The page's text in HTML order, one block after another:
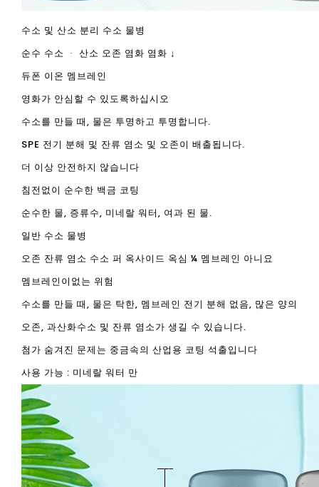
수소 및 산소 분리 수소 물병
순수 수소 ᆞ 산소 오존 염화 염화 ↓
듀폰 이온 멤브레인
영화가 안심할 수 있도록하십시오
수소를 만들 때, 물은 투명하고 투명합니다.
SPE 전기 분해 및 잔류 염소 및 오존이 배출됩니다.
더 이상 안전하지 않습니다
침전없이 순수한 백금 코팅
순수한 물, 증류수, 미네랄 워터, 여과 된 물.
일반 수소 물병
오존 잔류 염소 수소 퍼 옥사이드 옥심 ¼ 멤브레인 아니요
멤브레인이없는 위험
수소를 만들 때, 물은 탁한, 멤브레인 전기 분해 없음, 많은 양의
오존, 과산화수소 및 잔류 염소가 생길 수 있습니다.
첨가 숨겨진 문제는 중금속의 산업용 코팅 석출입니다
사용 가능 : 미네랄 워터 만